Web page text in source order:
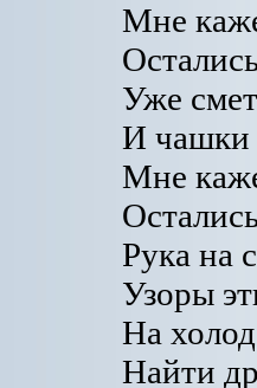
Мне
Уже
И чашки
Мне
Рука на
Узоры
На
Найти